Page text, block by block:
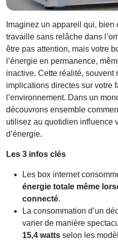
Imaginez un appareil qui,
travaille sans relâche dans
être pas attention, mais votre
l’énergie en permanence,
inactive. Cette réalité, souvent
implications directes sur votre
l’environnement. Dans un
découvrons ensemble
utilisez au quotidien influence
d’énergie.
Les 3 infos clés
Les box internet
énergie totale même
connecté.
La consommation d’un
varier de manière
15,4 watts selon les